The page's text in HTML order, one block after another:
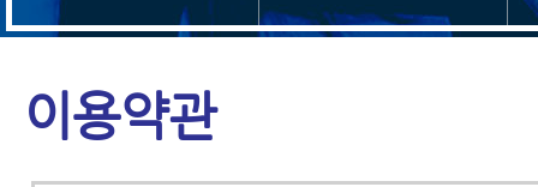
이용약관